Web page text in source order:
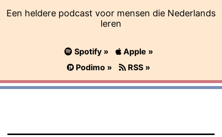
Een heldere podcast voor mensen die Nederlands
leren
Spotify »
Apple »
Podimo »
RSS »